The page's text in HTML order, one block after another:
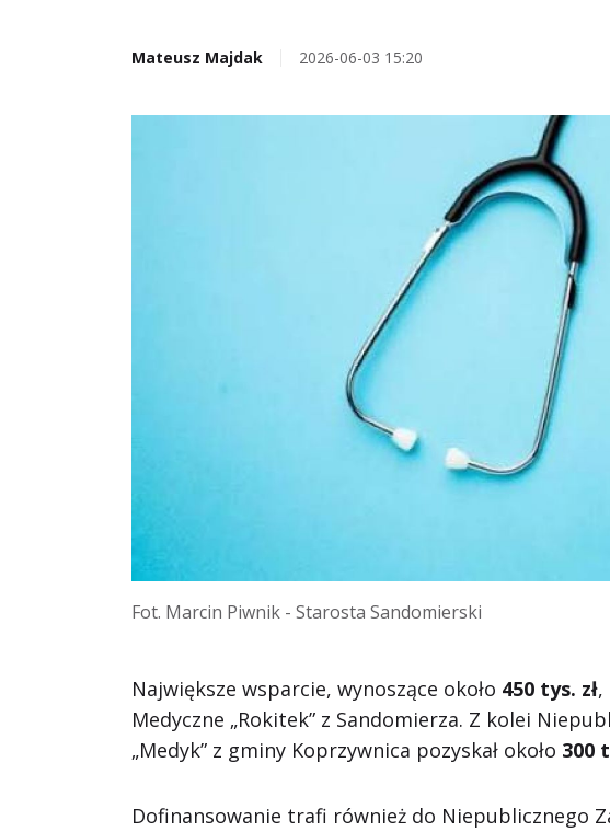
Mateusz Majdak 2026-06-03 15:20
Fot. Marcin Piwnik - Starosta Sandomierski
Największe wsparcie, wynoszące około 450 tys. zł,
Medyczne „Rokitek” z Sandomierza. Z kolei
„Medyk” z gminy Koprzywnica pozyskał około 300
Dofinansowanie trafi również do Niepublicznego